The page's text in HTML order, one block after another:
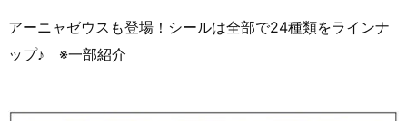
アーニャゼウスも登場！シールは全部で24種類をラインナ
ップ♪ ※一部紹介